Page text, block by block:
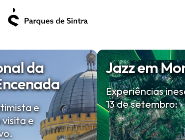
da
e
visita e
Jazz em
Experiências
13 de setembro: